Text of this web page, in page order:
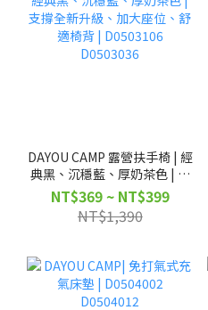
DAYOU CAMP 露營扶手椅 | 經
典黑、沉穩藍、厚奶茶色 | 支
撐全新升級、加大座位、舒適
椅背 | D0503106 D0503036
NT$369 ~ NT$399
NT$1,390